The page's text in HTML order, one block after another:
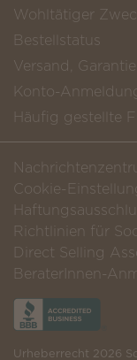
Wohltätiger
Bestellstatus
Versand,
Konto-
Häufig gestellte
Cookie-
Richtlinien für
Direct Selling
BeraterInnen-
Urheberrecht 2026